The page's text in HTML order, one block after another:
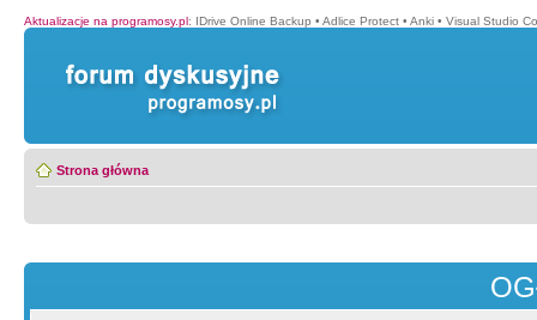
Aktualizacje na programosy.pl: IDrive Online Backup • Adlice Protect • Anki • Visual Studio
Strona główna